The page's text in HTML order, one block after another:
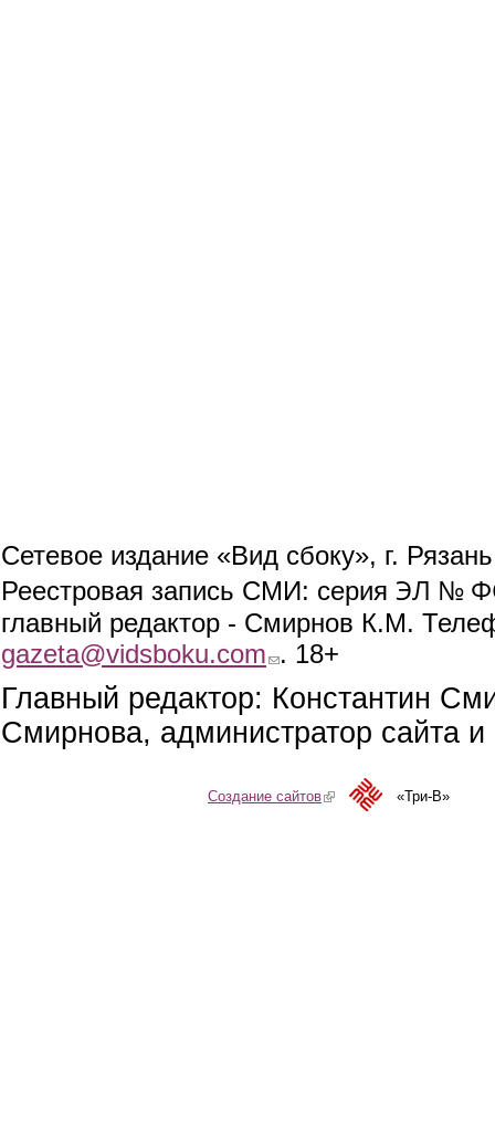
Сетевое издание «Вид сбоку», г.
Реестровая запись СМИ: серия ЭЛ №
главный редактор - Смирнов К.М.
gazeta@vidsboku.com (link sends e-mail)
. 18+
Главный редактор: Константин
Смирнова, администратор сайта
Создание сайтов(link is external)«Три-В»